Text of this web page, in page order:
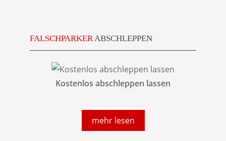
FALSCHPARKER ABSCHLEPPEN
Kostenlos abschleppen lassen
mehr lesen